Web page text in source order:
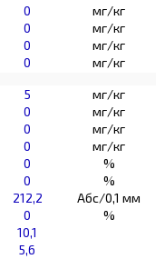
0
мг/кг
0
мг/кг
0
мг/кг
0 мг/кг
5
мг/кг
0
мг/кг
0
мг/кг
0
мг/кг
0
%
0
%
212,2
Абс/0,1 мм
0
%
10,1
5,6